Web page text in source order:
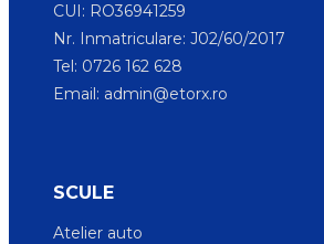
CUI: RO36941259
Nr. Inmatriculare: J02/60/2017
Tel: 0726 162 628
Email: admin@etorx.ro
SCULE
Atelier auto